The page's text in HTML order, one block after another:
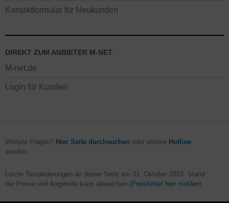
Kontaktformular für Neukunden
DIREKT ZUM ANBIETER M-NET
M-net.de
Login für Kunden
Weitere Fragen? Hier Seite durchsuchen oder unsere Hotline
anrufen.
Letzte Textänderungen an dieser Seite am 31. Oktober 2023. Stand
der Preise und Angebote kann abweichen (Preisfehler hier melden).